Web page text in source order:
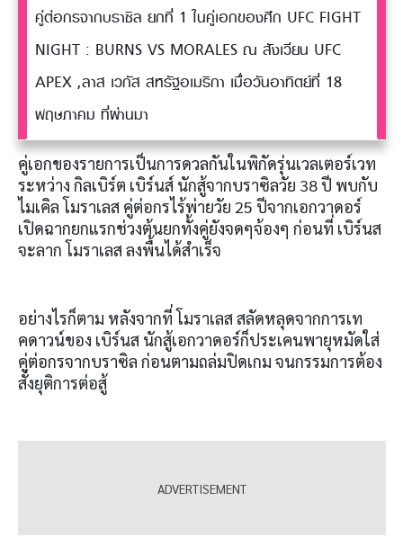
คู่ต่อกรจากบราซิล ยกที่ 1 ในคู่เอกของศึก UFC FIGHT
NIGHT : BURNS VS MORALES ณ สังเวียน UFC
APEX ,ลาส เวกัส สหรัฐอเมริกา เมื่อวันอาทิตย์ที่ 18
พฤษภาคม ที่ผ่านมา
คู่เอกของรายการเป็นการดวลกันในพิกัดรุ่นเวลเตอร์เวท
ระหว่าง กิลเบิร์ต เบิร์นส์ นักสู้จากบราซิลวัย 38 ปี พบกับ
ไมเคิล โมราเลส คู่ต่อกรไร้พ่ายวัย 25 ปีจากเอกวาดอร์
เปิดฉากยกแรกช่วงต้นยกทั้งคู่ยังจดๆจ้องๆ ก่อนที่ เบิร์นส
จะลาก โมราเลส ลงพื้นได้สำเร็จ
อย่างไรก็ตาม หลังจากที่ โมราเลส สลัดหลุดจากการเท
คดาวน์ของ เบิร์นส นักสู้เอกวาดอร์ก็ประเคนพายุหมัดใส่
คู่ต่อกรจากบราซิล ก่อนตามถล่มปิดเกม จนกรรมการต้อง
สั่งยุติการต่อสู้